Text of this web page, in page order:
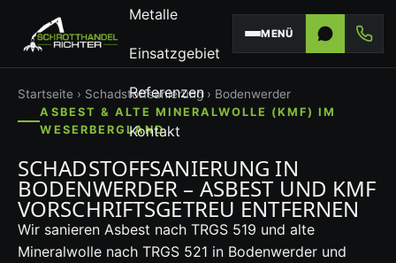
Metalle
Einsatzgebiet
Referenzen
Kontakt
MENÜ
Startseite › Schadstoffsanierung› Bodenwerder
ASBEST & ALTE MINERALWOLLE (KMF) IM
WESERBERGLAND
SCHADSTOFFSANIERUNG IN
BODENWERDER – ASBEST UND KMF
VORSCHRIFTSGETREU ENTFERNEN
Wir sanieren Asbest nach TRGS 519 und alte
Mineralwolle nach TRGS 521 in Bodenwerder und